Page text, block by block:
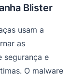
Blister
usam a
as
segurança e
O malware